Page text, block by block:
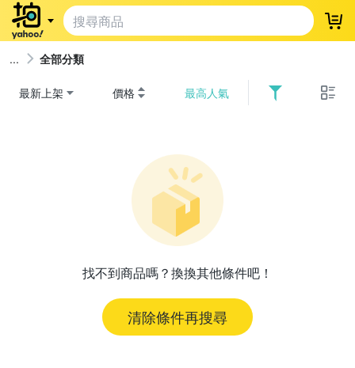
登
全部分類
最新上架 價格 最高人氣
找不到商品嗎？換換其他條件吧！
清除條件再搜尋